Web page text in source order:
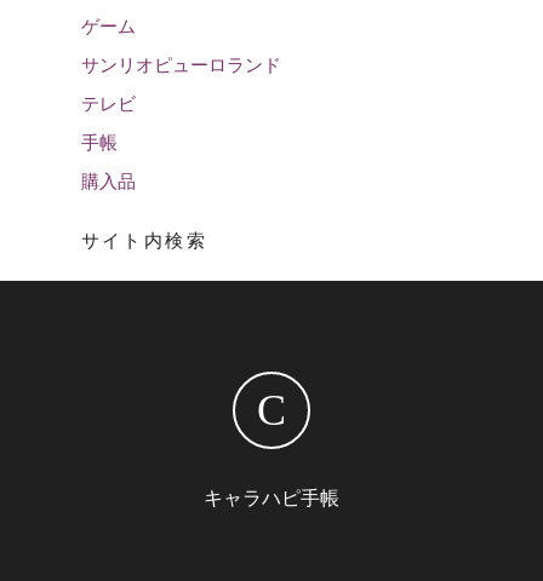
ゲーム
サンリオピューロランド
テレビ
手帳
購入品
サイト内検索
C
キャラハピ手帳